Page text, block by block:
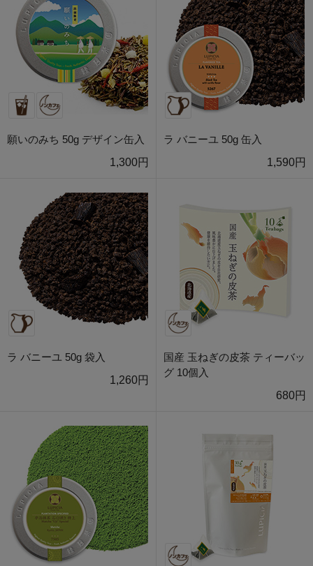
願いのみち 50g デザイン缶入
1,300円
ラ バニーユ 50g 缶入
1,590円
ラ バニーユ 50g 袋入
1,260円
国産 玉ねぎの皮茶 ティーバッ
グ 10個入
680円